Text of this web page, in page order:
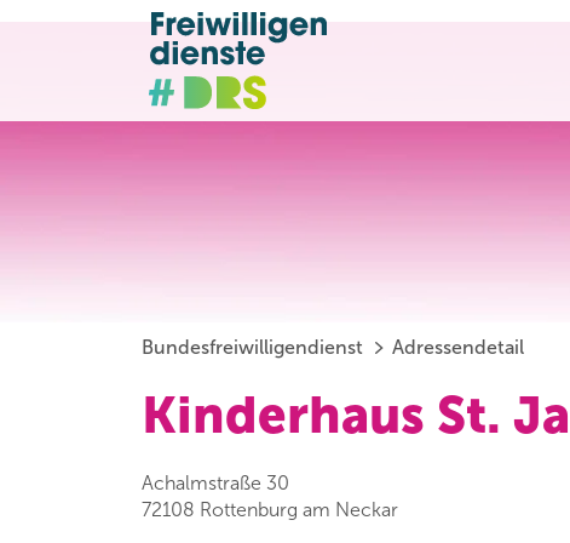
Bundesfreiwilligendienst Adressendetail
Kinderhaus St.
Achalmstraße 30
72108 Rottenburg am Neckar